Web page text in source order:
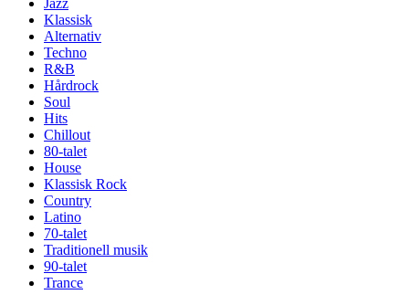
Jazz
Klassisk
Alternativ
Techno
R&B
Hårdrock
Soul
Hits
Chillout
80-talet
House
Klassisk Rock
Country
Latino
70-talet
Traditionell musik
90-talet
Trance